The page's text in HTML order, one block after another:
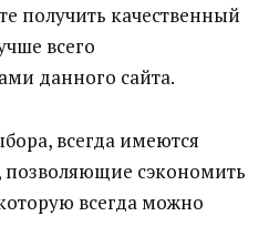
получить качественный
всего
данного сайта.
всегда имеются
позволяющие сэкономить
всегда можно